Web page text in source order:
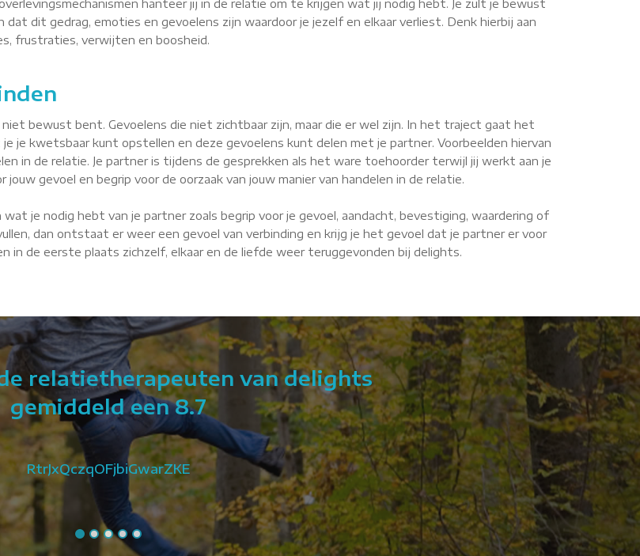
hanteer jij in de relatie om te krijgen wat jij nodig hebt. Je zult je bewust
dat dit gedrag, emoties en gevoelens zijn waardoor je jezelf en elkaar verliest. Denk hierbij aan
frustraties, verwijten en boosheid.
bewust bent. Gevoelens die niet zichtbaar zijn, maar die er wel zijn. In het traject gaat het
je kwetsbaar kunt opstellen en deze gevoelens kunt delen met je partner. Voorbeelden hiervan
in de relatie. Je partner is tijdens de gesprekken als het ware toehoorder terwijl jij werkt aan je
gevoel en begrip voor de oorzaak van jouw manier van handelen in de relatie.
je nodig hebt van je partner zoals begrip voor je gevoel, aandacht, bevestiging, waardering of
dan ontstaat er weer een gevoel van verbinding en krijg je het gevoel dat je partner er voor
in de eerste plaats zichzelf, elkaar en de liefde weer teruggevonden bij delights.
relatietherapeuten van delights
gemiddeld een 8.7
RtrJxQczqOFjbiGwarZKE